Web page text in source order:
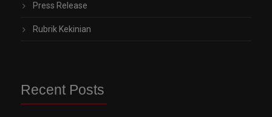
Press Release
Rubrik Kekinian
Recent Posts